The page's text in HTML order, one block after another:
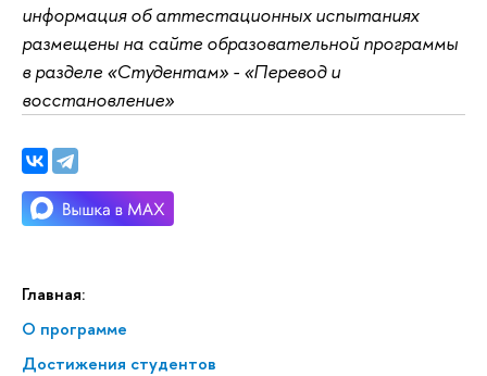
Главная:
О программе
Достижения студентов
информация об аттестационных испытаниях
размещены на сайте образовательной программы
в разделе «Студентам» - «Перевод и
восстановление»